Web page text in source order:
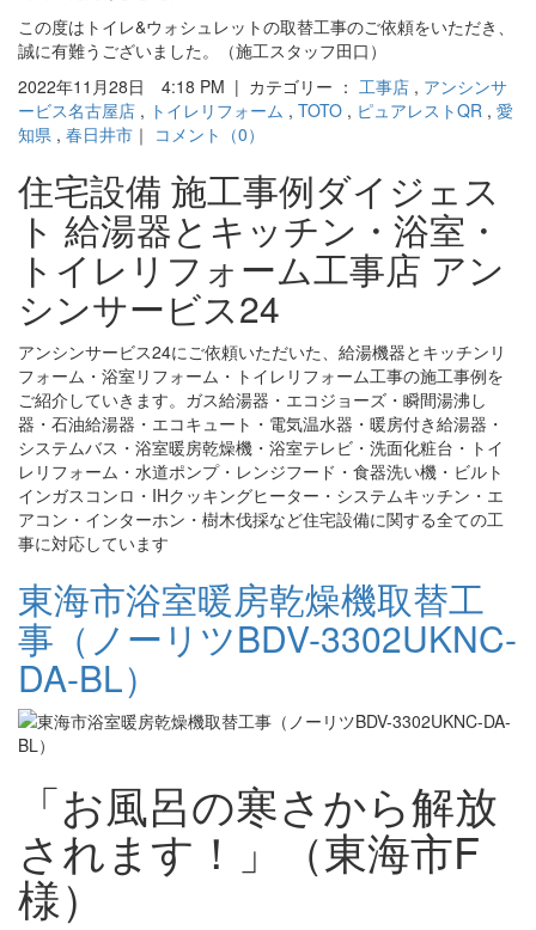
この度はトイレ&ウォシュレットの取替工事のご依頼をいただき、
誠に有難うございました。（施工スタッフ田口）
2022年11月28日 4:18 PM | カテゴリー ： 工事店 , アンシンサ
ービス名古屋店 , トイレリフォーム , TOTO , ピュアレストQR , 愛
知県 , 春日井市 ｜ コメント（0）
住宅設備 施工事例ダイジェス
ト 給湯器とキッチン・浴室・
トイレリフォーム工事店 アン
シンサービス24
アンシンサービス24にご依頼いただいた、給湯機器とキッチンリ
フォーム・浴室リフォーム・トイレリフォーム工事の施工事例を
ご紹介していきます。ガス給湯器・エコジョーズ・瞬間湯沸し
器・石油給湯器・エコキュート・電気温水器・暖房付き給湯器・
システムバス・浴室暖房乾燥機・浴室テレビ・洗面化粧台・トイ
レリフォーム・水道ポンプ・レンジフード・食器洗い機・ビルト
インガスコンロ・IHクッキングヒーター・システムキッチン・エ
アコン・インターホン・樹木伐採など住宅設備に関する全ての工
事に対応しています
東海市浴室暖房乾燥機取替工
事（ノーリツBDV-3302UKNC-
DA-BL）
「お風呂の寒さから解放
されます！」（東海市F
様）